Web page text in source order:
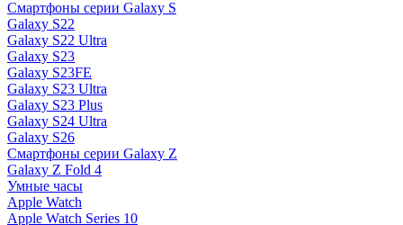
Смартфоны серии Galaxy S
Galaxy S22
Galaxy S22 Ultra
Galaxy S23
Galaxy S23FE
Galaxy S23 Ultra
Galaxy S23 Plus
Galaxy S24 Ultra
Galaxy S26
Смартфоны серии Galaxy Z
Galaxy Z Fold 4
Умные часы
Apple Watch
Apple Watch Series 10